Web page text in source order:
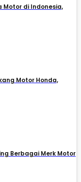
Motor di Indonesia,
Motor Honda,
Berbagai Merk Motor